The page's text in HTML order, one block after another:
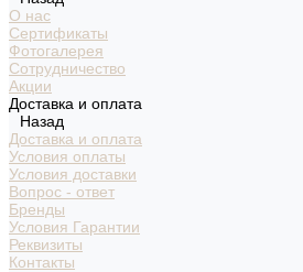
О нас
Сертификаты
Фотогалерея
Сотрудничество
Акции
Доставка и оплата
Назад
Доставка и оплата
Условия оплаты
Условия доставки
Вопрос - ответ
Бренды
Условия Гарантии
Реквизиты
Контакты